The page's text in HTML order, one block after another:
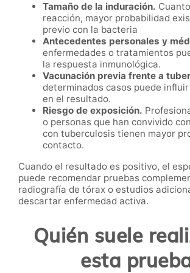
Tamaño de la induración.
reacción, mayor probabilidad
previo con la bacteria
Antecedentes personales y
enfermedades o tratamientos
la respuesta inmunológica.
Vacunación previa frente a
determinados casos puede
en el resultado.
Riesgo de exposición.
o personas que han convivido
con tuberculosis tienen mayor
contacto.
Cuando el resultado es positivo, el
puede recomendar pruebas
radiografía de tórax o estudios
descartar enfermedad activa.
Quién suele
esta